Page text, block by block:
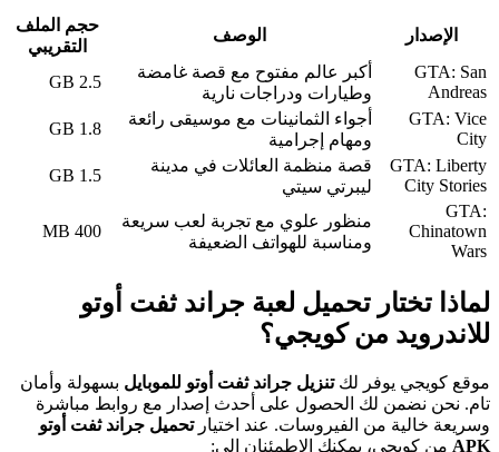
الإصدار الوصف
حجم الملف
التقريبي
GTA: San
Andreas
أكبر عالم مفتوح مع قصة غامضة
وطيارات ودراجات نارية
2.5 GB
GTA: Vice
City
أجواء الثمانينات مع موسيقى رائعة
ومهام إجرامية
1.8 GB
GTA: Liberty
City Stories
قصة منظمة العائلات في مدينة
ليبرتي سيتي
1.5 GB
GTA:
Chinatown
Wars
منظور علوي مع تجربة لعب سريعة
ومناسبة للهواتف الضعيفة
400 MB
لماذا تختار تحميل لعبة جراند ثفت أوتو
للاندرويد من كويجي؟
موقع كويجي يوفر لكتنزيل جراند ثفت أوتو للموبايل بسهولة وأمان
تام. نحن نضمن لك الحصول على أحدث إصدار مع روابط مباشرة
وسريعة خالية من الفيروسات. عند اختيارتحميل جراند ثفت أوتو
APK من كويجي، يمكنك الاطمئنان إلى: